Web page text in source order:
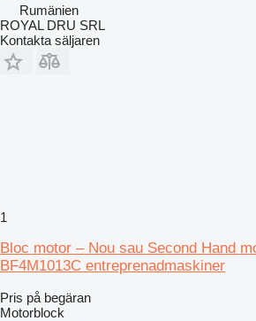
Rumänien
ROYAL DRU SRL
Kontakta säljaren
1
Bloc motor – Nou sau Second Hand
BF4M1013C entreprenadmaskiner
Pris på begäran
Motorblock